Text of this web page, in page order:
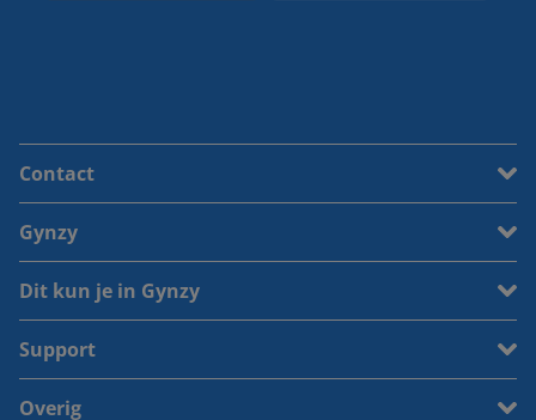
Contact
Gynzy
Dit kun je in Gynzy
Support
Overig